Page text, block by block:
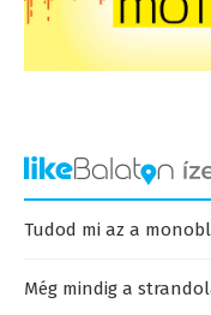
Tudod mi az a
Még mindig a